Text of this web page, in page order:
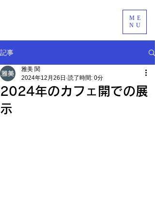
ME
NU
記事
2024年のカフェ開での展
示
雅美 関
2024年12月26日 読了時間: 0分